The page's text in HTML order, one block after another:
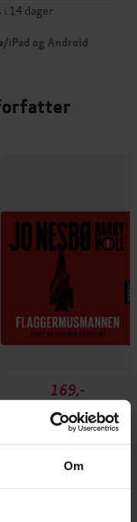
Om
i 14 dager
iPad og Android
169,-
Flaggermusmannen
Jo Nesbø
LYDBOK